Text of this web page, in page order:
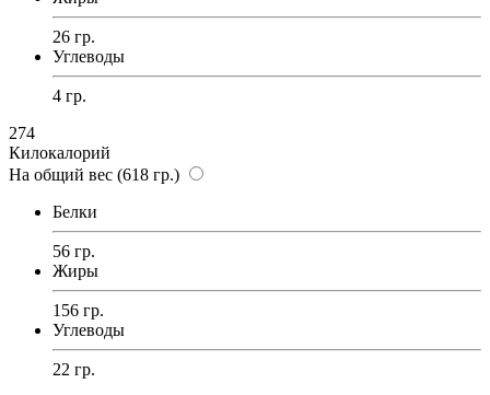
26 гр.
Углеводы
4 гр.
274
Килокалорий
На общий вес (618 гр.)
Белки
56 гр.
Жиры
156 гр.
Углеводы
22 гр.